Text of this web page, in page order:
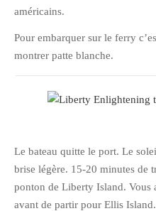
Pix&Music
David
Julien
américains.
Pour embarquer sur le ferry
montrer patte blanche.
Le bateau quitte le port. Le
brise légère. 15-20 minutes de
ponton de Liberty Island. Vous
avant de partir pour Ellis